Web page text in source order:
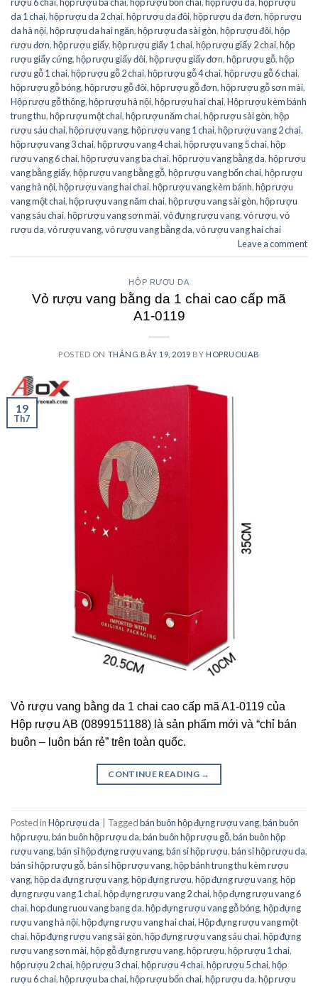
da 1 chai,hộp rượu da 2 chai,hộp rượu da đôi,hộp rượu da đơn,hộp rượu
da hà nội,hộp rượu da hai ngăn,hộp rượu da sài gòn,hộp rượu đôi,hộp
rượu đơn,hộp rượu giấy,hộp rượu giấy 1 chai,hộp rượu giấy 2 chai,hộp
rượu giấy cứng,hộp rượu giấy đôi,hộp rượu giấy đơn,hộp rượu gỗ,hộp
rượu gỗ 1 chai,hộp rượu gỗ 2 chai,hộp rượu gỗ 4 chai,hộp rượu gỗ 6 chai,
hộp rượu gỗ bóng,hộp rượu gỗ đôi,hộp rượu gỗ đơn,hộp rượu gỗ sơn mài,
Hộp rượu gỗ thông,hộp rượu hà nội,hộp rượu hai chai,Hộp rượu kèm bánh
trung thu,hộp rượu một chai,hộp rượu năm chai,hộp rượu sài gòn,hộp
rượu sáu chai,hộp rượu vang,hộp rượu vang 1 chai,hộp rượu vang 2 chai,
hộp rượu vang 3 chai,hộp rượu vang 4 chai,hộp rượu vang 5 chai,hộp
rượu vang 6 chai,hộp rượu vang ba chai,hộp rượu vang bằng da,hộp rượu
vang bằng giấy,hộp rượu vang bằng gỗ,hộp rượu vang bốn chai,hộp rượu
vang hà nội,hộp rượu vang hai chai,hộp rượu vang kèm bánh,hộp rượu
vang một chai,hộp rượu vang năm chai,hộp rượu vang sài gòn,hộp rượu
vang sáu chai,hộp rượu vang sơn mài,vỏ đựng rượu vang,vỏ rượu,vỏ
rượu da,vỏ rượu vang,vỏ rượu vang bằng da,vỏ rượu vang hai chai
Leave a comment
HỘP RƯỢU DA
Vỏ rượu vang bằng da 1 chai cao cấp mã
A1-0119
POSTED ON THÁNG BẢY 19, 2019 BY HOPRUOUAB
19
Th7
Vỏ rượu vang bằng da 1 chai cao cấp mã A1-0119 của
Hộp rượu AB (0899151188) là sản phẩm mới và “chỉ bán
buôn – luôn bán rẻ” trên toàn quốc.
CONTINUE READING →
Posted inHộp rượu da Taggedbán buôn hộp đựng rượu vang,bán buôn
hộp rượu,bán buôn hộp rượu da,bán buôn hộp rượu gỗ,bán buôn hộp
rượu vang,bán sỉ hộp đựng rượu vang,bán sỉ hộp rượu,bán sỉ hộp rượu da,
bán sỉ hộp rượu gỗ,bán sỉ hộp rượu vang,hộp bánh trung thu kèm rượu
vang,hộp da đựng rượu vang,hộp đựng rượu,hộp đựng rượu vang,hộp
đựng rượu vang 1 chai,hộp đựng rượu vang 2 chai,hộp đựng rượu vang 6
chai,hop dung ruou vang bang da,hộp đựng rượu vang gỗ bóng,hộp đựng
rượu vang hà nội,hộp đựng rượu vang hai chai,Hộp đựng rượu vang một
chai,hộp đựng rượu vang sài gòn,hộp đựng rượu vang sáu chai,hộp đựng
rượu vang sơn mài,hộp gỗ đựng rượu vang,hộp rượu,hộp rượu 1 chai,
hộp rượu 2 chai,hộp rượu 3 chai,hộp rượu 4 chai,hộp rượu 5 chai,hộp
rượu 6 chai,hộp rượu ba chai,hộp rượu bốn chai,hộp rượu da,hộp rượu